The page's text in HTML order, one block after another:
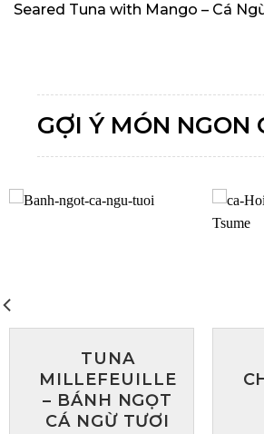
Seared Tuna with Mango – Cá
GỢI Ý MÓN NGON
TUNA
MILLEFEUILLE
– BÁNH NGỌT
CÁ NGỪ TƯƠI